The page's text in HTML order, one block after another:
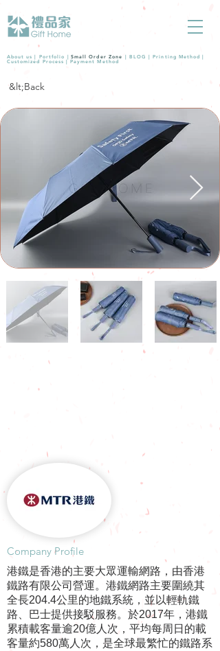
About us | Portfolio | Small Order Zone | BLOG |Printing Method |
Customized Process |Payment Method
&lt;Back
​Company Profile
港鐵是香港的主要大眾運輸網路，由香港
鐵路有限公司營運。港鐵網路主要圍繞其
全長204.4公里的地鐵系統，並以輕軌鐵
路、巴士提供接駁服務。於2017年，港鐵
累積載客量逾20億人次，平均每周日的載
客量約580萬人次，是全球最繁忙的鐵路系